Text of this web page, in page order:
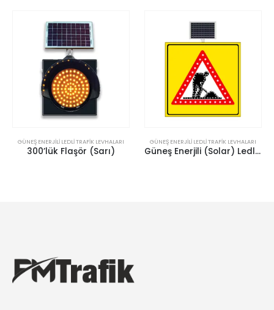
GÜNEŞ ENERJILI LEDLI TRAFIK LEVHALARI
300’lük Flaşör (Sarı)
GÜNEŞ ENERJILI LEDLI TRAFIK LEVHALARI
Güneş Enerjili (Solar) Ledli Yolda Çalışma Var Sarı Zemin Levhası 100×100 cm